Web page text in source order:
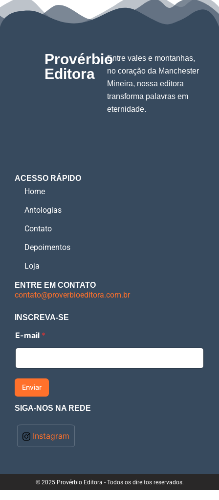
Provérbio
Editora
Entre vales e montanhas,
no coração da Manchester
Mineira, nossa editora
transforma palavras em
eternidade.
ACESSO RÁPIDO
Home
Antologias
Contato
Depoimentos
Loja
ENTRE EM CONTATO
contato@proverbioeditora.com.br
INSCREVA-SE
-
m
i
E-mail *
Enviar
SIGA-NOS NA REDE
Instagram
© 2025 Provérbio Editora - Todos os direitos reservados.